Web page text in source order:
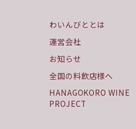
わいんびととは
運営会社
お知らせ
全国の料飲店様へ
HANAGOKORO WINE
PROJECT